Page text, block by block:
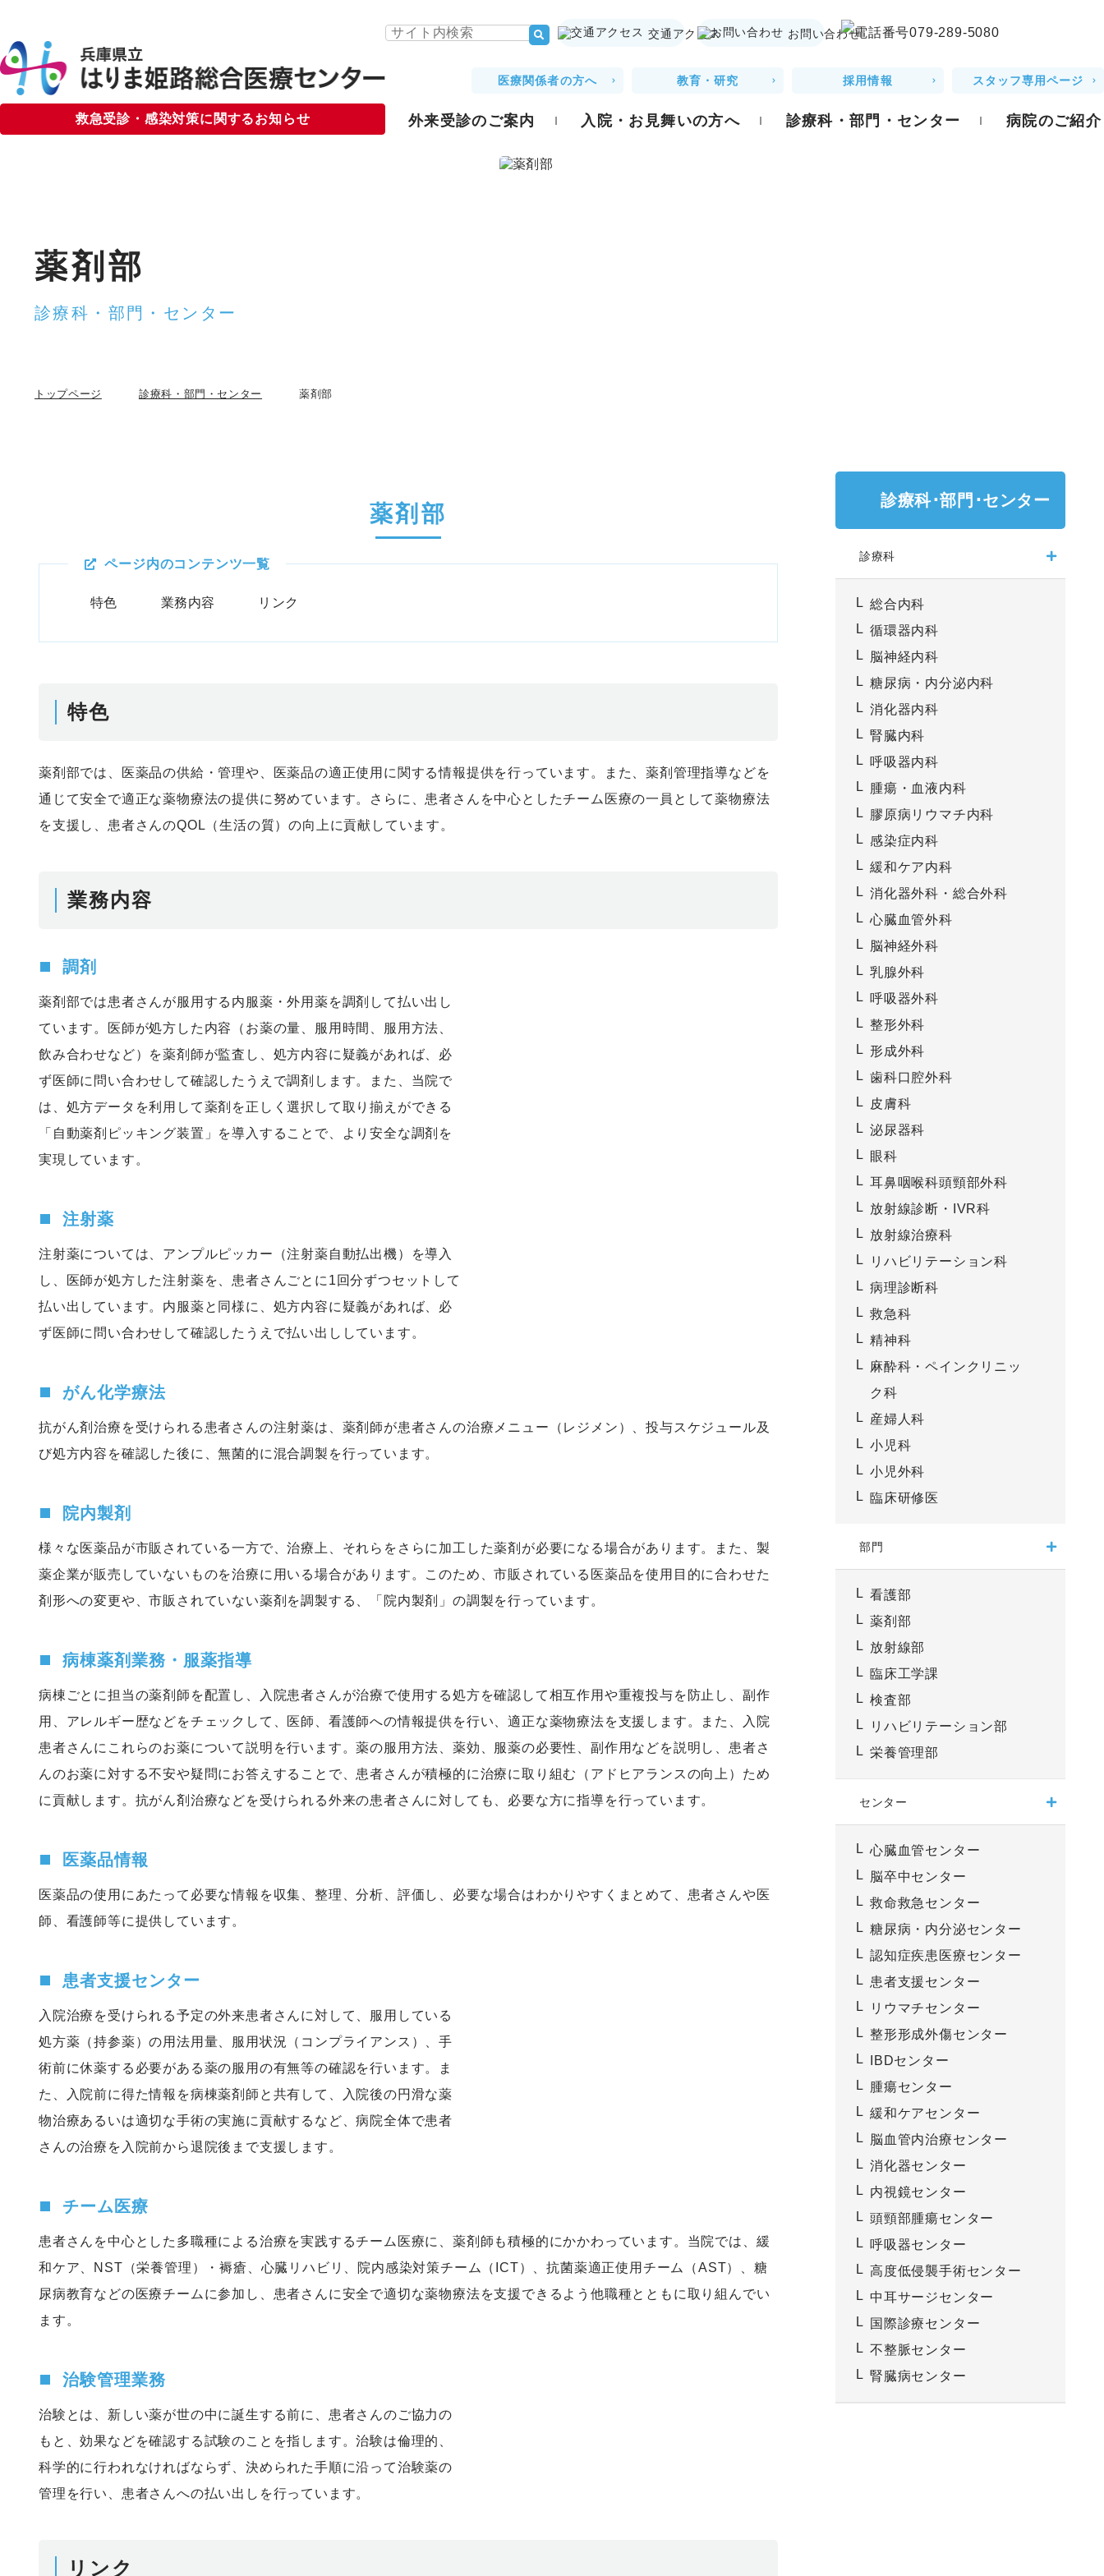
救急受診・感染対策に関するお知らせ
交通アクセス お問い合わせ
医療関係者の方へ 教育・研究 採用情報 スタッフ専用ページ
外来受診のご案内
て受診される方へ
で受診される方へ
ンドオピニオン外来
姫でお産をしませんか？
医療情報提供について
入院・お見舞いの方へ 診療科・部門・センター 病院のご紹介
薬剤部
診療科・部門・センター
トップページ 診療科・部門・センター 薬剤部
薬剤部
ページ内のコンテンツ一覧
特色 業務内容 リンク
特色
薬剤部では、医薬品の供給・管理や、医薬品の適正使用に関する情報提供を行っています。また、薬剤管理指導などを
通じて安全で適正な薬物療法の提供に努めています。さらに、患者さんを中心としたチーム医療の一員として薬物療法
を支援し、患者さんのQOL（生活の質）の向上に貢献しています。
業務内容
調剤
薬剤部では患者さんが服用する内服薬・外用薬を調剤して払い出し
ています。医師が処方した内容（お薬の量、服用時間、服用方法、
飲み合わせなど）を薬剤師が監査し、処方内容に疑義があれば、必
ず医師に問い合わせして確認したうえで調剤します。また、当院で
は、処方データを利用して薬剤を正しく選択して取り揃えができる
「自動薬剤ピッキング装置」を導入することで、より安全な調剤を
実現しています。
注射薬
注射薬については、アンプルピッカー（注射薬自動払出機）を導入
し、医師が処方した注射薬を、患者さんごとに1回分ずつセットして
払い出しています。内服薬と同様に、処方内容に疑義があれば、必
ず医師に問い合わせして確認したうえで払い出ししています。
がん化学療法
抗がん剤治療を受けられる患者さんの注射薬は、薬剤師が患者さんの治療メニュー（レジメン）、投与スケジュール及
び処方内容を確認した後に、無菌的に混合調製を行っています。
院内製剤
様々な医薬品が市販されている一方で、治療上、それらをさらに加工した薬剤が必要になる場合があります。また、製
薬企業が販売していないものを治療に用いる場合があります。このため、市販されている医薬品を使用目的に合わせた
剤形への変更や、市販されていない薬剤を調製する、「院内製剤」の調製を行っています。
病棟薬剤業務・服薬指導
病棟ごとに担当の薬剤師を配置し、入院患者さんが治療で使用する処方を確認して相互作用や重複投与を防止し、副作
用、アレルギー歴などをチェックして、医師、看護師への情報提供を行い、適正な薬物療法を支援します。また、入院
患者さんにこれらのお薬について説明を行います。薬の服用方法、薬効、服薬の必要性、副作用などを説明し、患者さ
んのお薬に対する不安や疑問にお答えすることで、患者さんが積極的に治療に取り組む（アドヒアランスの向上）ため
に貢献します。抗がん剤治療などを受けられる外来の患者さんに対しても、必要な方に指導を行っています。
医薬品情報
医薬品の使用にあたって必要な情報を収集、整理、分析、評価し、必要な場合はわかりやすくまとめて、患者さんや医
師、看護師等に提供しています。
患者支援センター
入院治療を受けられる予定の外来患者さんに対して、服用している
処方薬（持参薬）の用法用量、服用状況（コンプライアンス）、手
術前に休薬する必要がある薬の服用の有無等の確認を行います。ま
た、入院前に得た情報を病棟薬剤師と共有して、入院後の円滑な薬
物治療あるいは適切な手術の実施に貢献するなど、病院全体で患者
さんの治療を入院前から退院後まで支援します。
チーム医療
患者さんを中心とした多職種による治療を実践するチーム医療に、薬剤師も積極的にかかわっています。当院では、緩
和ケア、NST（栄養管理）・褥瘡、心臓リハビリ、院内感染対策チーム（ICT）、抗菌薬適正使用チーム（AST）、糖
尿病教育などの医療チームに参加し、患者さんに安全で適切な薬物療法を支援できるよう他職種とともに取り組んでい
ます。
治験管理業務
治験とは、新しい薬が世の中に誕生する前に、患者さんのご協力の
もと、効果などを確認する試験のことを指します。治験は倫理的、
科学的に行われなければならず、決められた手順に沿って治験薬の
管理を行い、患者さんへの払い出しを行っています。
リンク
診療科･部門･センター
診療科
総合内科
循環器内科
脳神経内科
糖尿病・内分泌内科
消化器内科
腎臓内科
呼吸器内科
腫瘍・血液内科
膠原病リウマチ内科
感染症内科
緩和ケア内科
消化器外科・総合外科
心臓血管外科
脳神経外科
乳腺外科
呼吸器外科
整形外科
形成外科
歯科口腔外科
皮膚科
泌尿器科
眼科
耳鼻咽喉科頭頸部外科
放射線診断・IVR科
放射線治療科
リハビリテーション科
病理診断科
救急科
精神科
麻酔科・ペインクリニッ
ク科
産婦人科
小児科
小児外科
臨床研修医
部門
看護部
薬剤部
放射線部
臨床工学課
検査部
リハビリテーション部
栄養管理部
センター
心臓血管センター
脳卒中センター
救命救急センター
糖尿病・内分泌センター
認知症疾患医療センター
患者支援センター
リウマチセンター
整形形成外傷センター
IBDセンター
腫瘍センター
緩和ケアセンター
脳血管内治療センター
消化器センター
内視鏡センター
頭頸部腫瘍センター
呼吸器センター
高度低侵襲手術センター
中耳サージセンター
国際診療センター
不整脈センター
腎臓病センター